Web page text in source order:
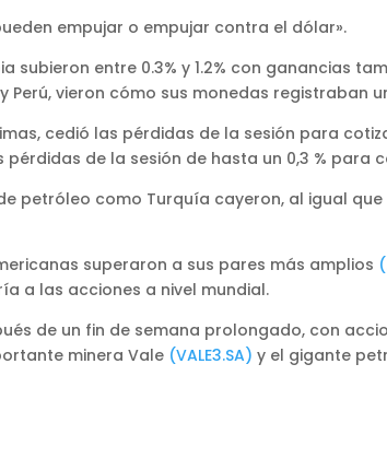
empujar o empujar contra el dólar».
subieron entre 0.3% y 1.2% con ganancias
Perú, vieron cómo sus monedas registraban
cedió las pérdidas de la sesión para
pérdidas de la sesión de hasta un 0,3 % para
petróleo como Turquía cayeron, al igual
superaron a sus pares más amplios
a las acciones a nivel mundial.
de un fin de semana prolongado, con
minera Vale (VALE3.SA) y el gigante